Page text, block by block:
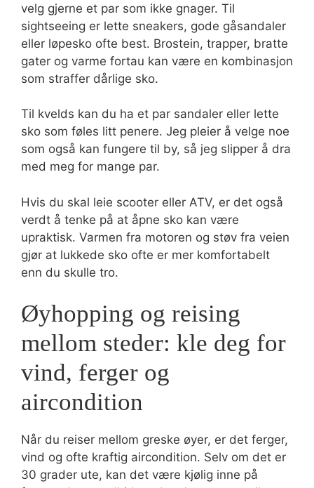
velg gjerne et par som ikke gnager. Til
sightseeing er lette sneakers, gode gåsandaler
eller løpesko ofte best. Brostein, trapper, bratte
gater og varme fortau kan være en kombinasjon
som straffer dårlige sko.
Til kvelds kan du ha et par sandaler eller lette
sko som føles litt penere. Jeg pleier å velge noe
som også kan fungere til by, så jeg slipper å dra
med meg for mange par.
Hvis du skal leie scooter eller ATV, er det også
verdt å tenke på at åpne sko kan være
upraktisk. Varmen fra motoren og støv fra veien
gjør at lukkede sko ofte er mer komfortabelt
enn du skulle tro.
Øyhopping og reising
mellom steder: kle deg for
vind, ferger og
aircondition
Når du reiser mellom greske øyer, er det ferger,
vind og ofte kraftig aircondition. Selv om det er
30 grader ute, kan det være kjølig inne på